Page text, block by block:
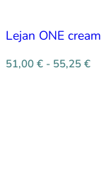
Lejan ONE cream
51,00 € - 55,25 €